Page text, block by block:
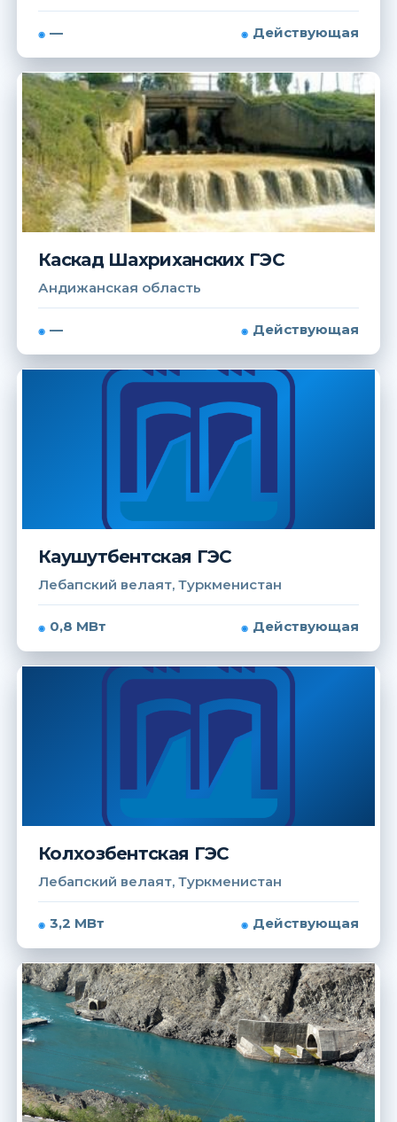
— Действующая
Каскад Шахриханских ГЭС
Андижанская область
— Действующая
Каушутбентская ГЭС
Лебапский велаят, Туркменистан
0,8 МВт Действующая
Колхозбентская ГЭС
Лебапский велаят, Туркменистан
3,2 МВт Действующая